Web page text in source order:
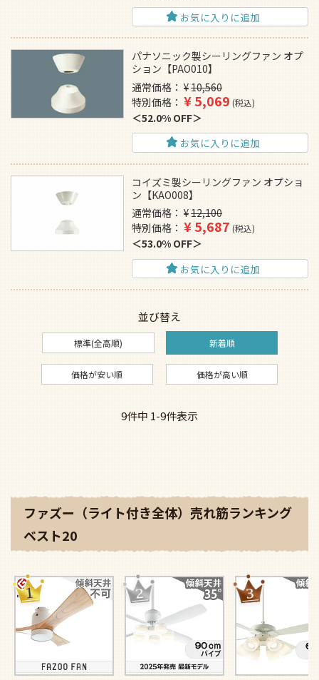
お気に入りに追加
パナソニック製シーリングファン オプ
ション【PAO010】
通常価格
¥10,560
特別価格
¥5,069 税込
52.0% OFF
お気に入りに追加
コイズミ製シーリングファン オプショ
ン【KAO008】
通常価格
¥12,100
特別価格
¥5,687 税込
53.0% OFF
お気に入りに追加
並び替え
標準(全高順) 新着順
価格が安い順 価格が高い順
9件中 1-9件表示
ファズー（ライト付き全体）売れ筋ランキング
ベスト20